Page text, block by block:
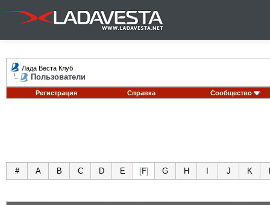
Лада Веста Клуб
Пользователи
Регистрация Справка Сообщество
# A B C D E [F] G H J K